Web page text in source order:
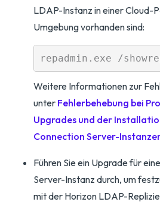
LDAP-Instanz in einer Cloud-
Umgebung vorhanden sind:
Weitere Informationen zur
unter Fehlerbehebung bei
Upgrades und der
Connection Server-
Führen Sie ein Upgrade für
Server-Instanz durch, um
mit der Horizon LDAP-